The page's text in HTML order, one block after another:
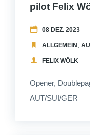
pilot Felix
08 DEZ. 2023
ALLGEMEIN ,
FELIX WÖLK
Opener,
AUT/SUI/GER